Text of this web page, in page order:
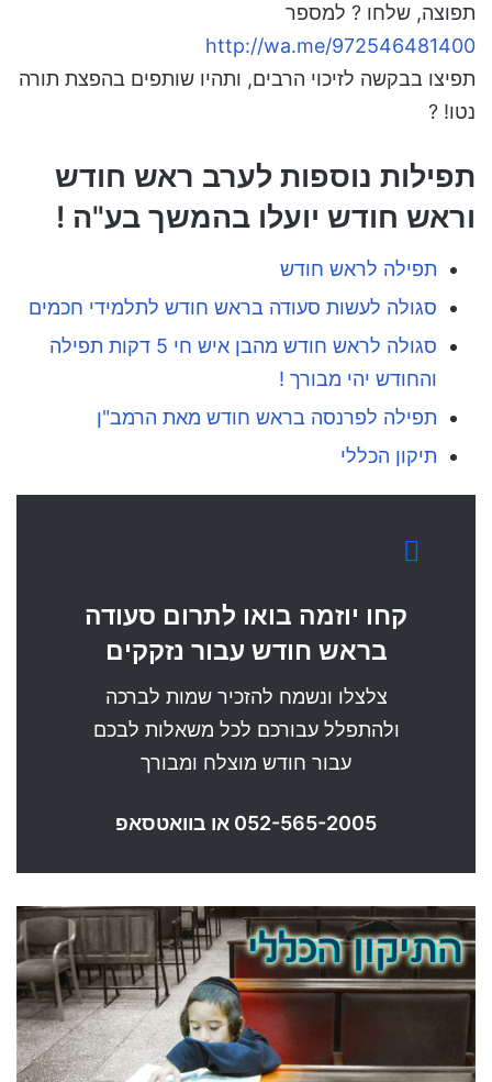
תפוצה, שלחו ? למספר
http://wa.me/972546481400‏
תפיצו בבקשה לזיכוי הרבים, ותהיו שותפים בהפצת תורה
נטו! ?
תפילות נוספות לערב ראש חודש
וראש חודש יועלו בהמשך בע"ה !
תפילה לראש חודש
סגולה לעשות סעודה בראש חודש לתלמידי חכמים
סגולה לראש חודש מהבן איש חי 5 דקות תפילה
והחודש יהי מבורך !
תפילה לפרנסה בראש חודש מאת הרמב"ן
תיקון הכללי
קחו יוזמה בואו לתרום סעודה
בראש חודש עבור נזקקים
צלצלו ונשמח להזכיר שמות לברכה
ולהתפלל עבורכם לכל משאלות לבכם
עבור חודש מוצלח ומבורך
052-565-2005 או בוואטסאפ